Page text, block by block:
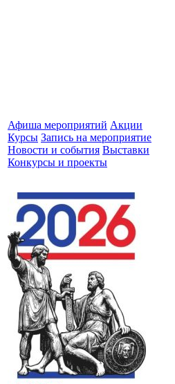
Афиша мероприятий Акции
Курсы Запись на мероприятие
Новости и события Выставки
Конкурсы и проекты